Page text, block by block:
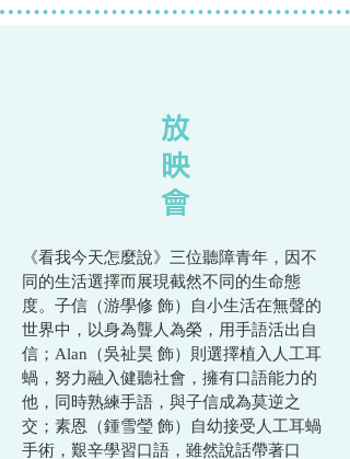
放
映
會
《看我今天怎麼說》三位聽障青年，因不
同的生活選擇而展現截然不同的生命態
度。子信（游學修 飾）自小生活在無聲的
世界中，以身為聾人為榮，用手語活出自
信；Alan（吳祉昊 飾）則選擇植入人工耳
蝸，努力融入健聽社會，擁有口語能力的
他，同時熟練手語，與子信成為莫逆之
交；素恩（鍾雪瑩 飾）自幼接受人工耳蝸
手術，艱辛學習口語，雖然說話帶著口